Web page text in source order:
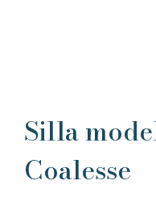
Silla
Coalesse